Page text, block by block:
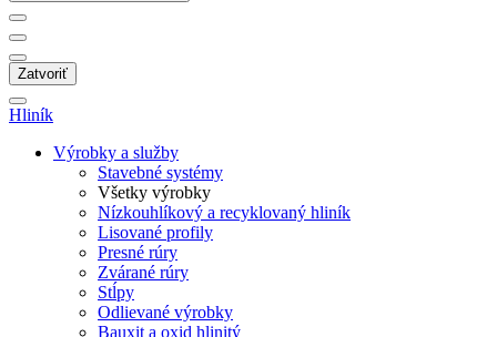
Zatvoriť
Hliník
Výrobky a služby
Stavebné systémy
Všetky výrobky
Nízkouhlíkový a recyklovaný hliník
Lisované profily
Presné rúry
Zvárané rúry
Stĺpy
Odlievané výrobky
Bauxit a oxid hlinitý